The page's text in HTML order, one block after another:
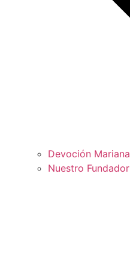
Devoción Mariana
Nuestro Fundador